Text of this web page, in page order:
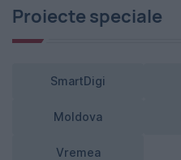
Proiecte speciale
SmartDigi
Moldova
Vremea